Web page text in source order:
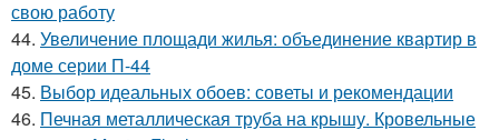
свою работу
44. Увеличение площади жилья: объединение квартир в
доме серии П-44
45. Выбор идеальных обоев: советы и рекомендации
46. Печная металлическая труба на крышу. Кровельные